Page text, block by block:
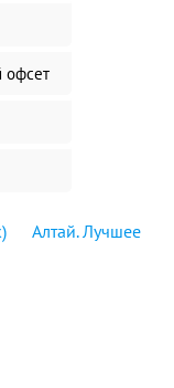
офсет
Алтай. Лучшее